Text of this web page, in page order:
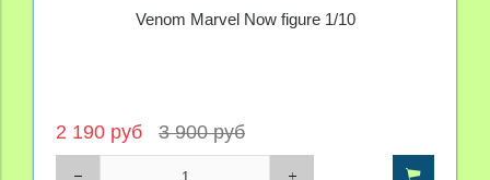
Venom Marvel Now figure 1/10
2 190 руб 3 900 руб